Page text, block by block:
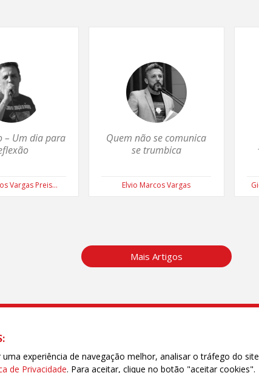
– Um dia para
Vargas Preis...
Quem não se comunica
se trumbica
Elvio Marcos Vargas
Mais Artigos
DO MATO GROSSO DO SUL
| São Tomé | CEP 79002-339 | Campo Grande | MS
ms.org.br | e-mail: cutms.cut@gmail.com
experiência de navegação melhor, analisar o tráfego do
de Privacidade. Para aceitar, clique no botão "aceitar cookies".